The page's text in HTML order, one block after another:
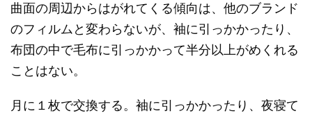
曲面の周辺からはがれてくる傾向は、他のブランド
のフィルムと変わらないが、袖に引っかかったり、
布団の中で毛布に引っかかって半分以上がめくれる
ことはない。
月に１枚で交換する。袖に引っかかったり、夜寝て